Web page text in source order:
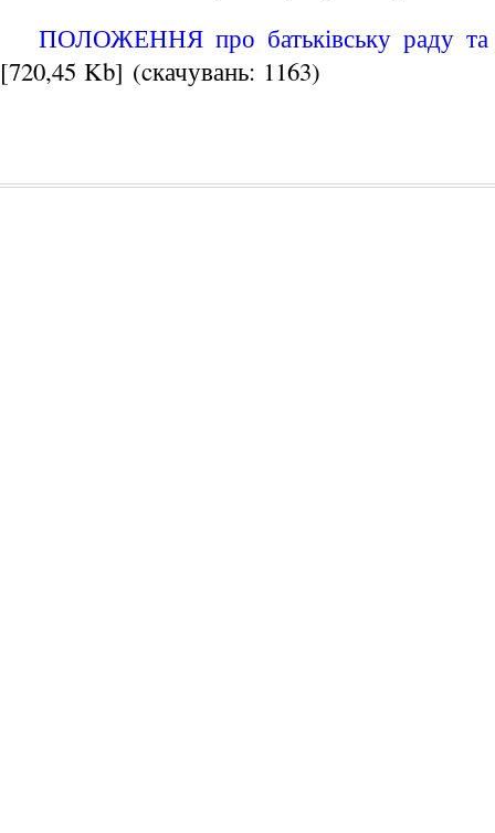
ПОЛОЖЕННЯ про батьківську раду та
[720,45 Kb] (cкачувань: 1163)